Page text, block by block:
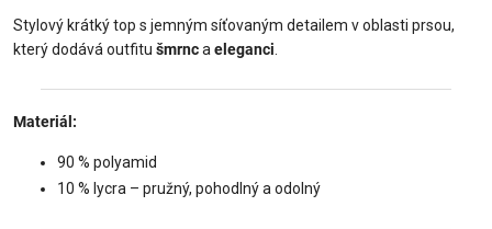
Stylový krátký top s jemným síťovaným detailem v oblasti prsou,
který dodává outfitu šmrnca eleganci
Materiál:
90 % polyamid
10 % lycra – pružný, pohodlný a odolný